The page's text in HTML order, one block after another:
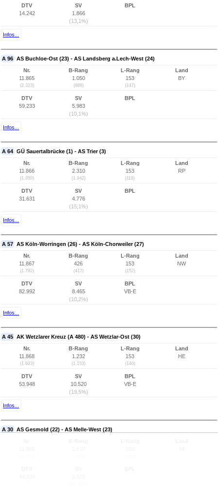
DTV
14.242
SV
1.866
(13,1%)
BPL
Infos...
A 96 AS Buchloe-Ost (23) - AS Landsberg a.Lech-West (24)
Nr.
11.865
(2.323)
B-Rang
1.050
(988)
L-Rang
153
(147)
Land
BY
DTV
59.233
SV
5.983
(10,1%)
BPL
Infos...
A 64 GÜ Sauertalbrücke (1) - AS Trier (3)
Nr.
11.866
(1.950)
B-Rang
2.310
(1.942)
L-Rang
153
(119)
Land
RP
DTV
31.631
SV
4.776
(15,1%)
BPL
Infos...
A 57 AS Köln-Worringen (26) - AS Köln-Chorweiler (27)
Nr.
11.867
(1.782)
B-Rang
426
(417)
L-Rang
153
(152)
Land
NW
DTV
82.992
SV
8.465
(10,2%)
BPL
VB-E
Infos...
A 45 AK Wetzlarer Kreuz (A 480) - AS Wetzlar-Ost (30)
Nr.
11.868
(1.623)
B-Rang
1.232
(1.153)
L-Rang
153
(140)
Land
HE
DTV
53.948
SV
10.520
(19,5%)
BPL
VB-E
Infos...
A 30 AS Gesmold (22) - AS Melle-West (23)